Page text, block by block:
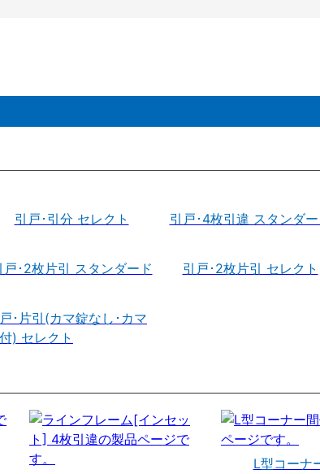
引戸･引分 セレクト 引戸･4枚引違 スタンダー
戸･2枚片引 スタンダード 引戸･2枚片引 セレクト
･片引(カマ錠なし･カマ
) セレクト
L型コーナ